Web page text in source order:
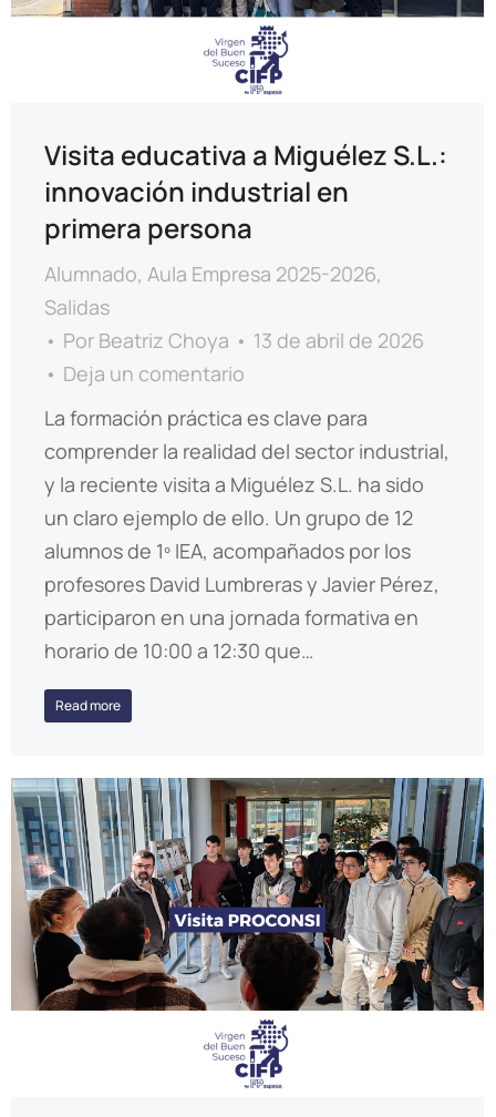
Visita educativa a Miguélez S.L.:
innovación industrial en
primera persona
Alumnado, Aula Empresa 2025-2026,
Salidas
Por Beatriz Choya
13 de abril de 2026
Deja un comentario
La formación práctica es clave para
comprender la realidad del sector industrial,
y la reciente visita a Miguélez S.L. ha sido
un claro ejemplo de ello. Un grupo de 12
alumnos de 1º IEA, acompañados por los
profesores David Lumbreras y Javier Pérez,
participaron en una jornada formativa en
horario de 10:00 a 12:30 que…
Read more